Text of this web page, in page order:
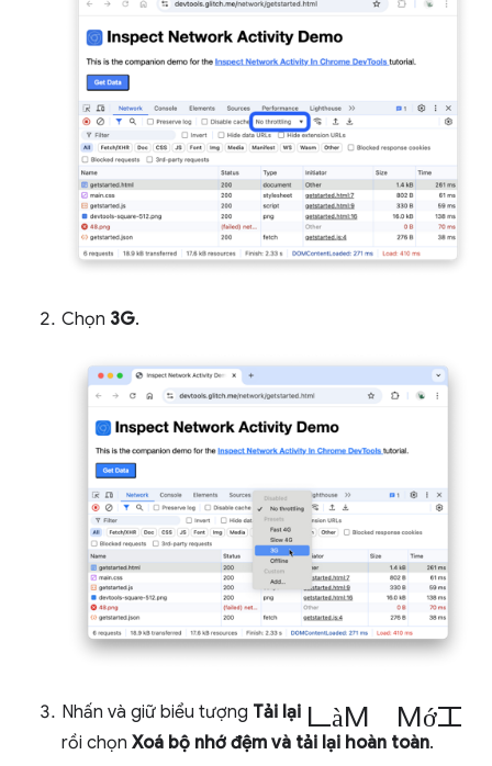
Chọn 3G.
Nhấn và giữ biểu tượng Tải lại làm mới
rồi chọn Xoá bộ nhớ đệm và tải lại hoàn toàn.